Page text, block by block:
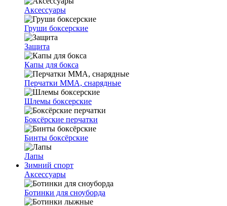
Аксессуары
Груши боксерские
Защита
Капы для бокса
Перчатки ММА, снарядные
Шлемы боксерские
Боксёрские перчатки
Бинты боксёрские
Лапы
Зимний спорт
Аксессуары
Ботинки для сноуборда